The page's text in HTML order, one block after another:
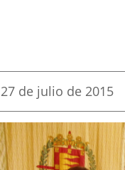
Fecha
la
noticia
27 de julio de 2015